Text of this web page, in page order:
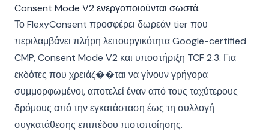
Consent Mode V2 ενεργοποιούνται σωστά.
Το FlexyConsent προσφέρει δωρεάν tier που
περιλαμβάνει πλήρη λειτουργικότητα Google-certified
CMP, Consent Mode V2 και υποστήριξη TCF 2.3. Για
εκδότες που χρειάζ��ται να γίνουν γρήγορα
συμμορφωμένοι, αποτελεί έναν από τους ταχύτερους
δρόμους από την εγκατάσταση έως τη συλλογή
συγκατάθεσης επιπέδου πιστοποίησης.